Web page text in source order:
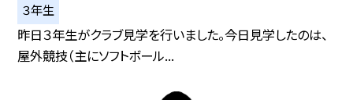
３年生
昨日３年生がクラブ見学を行いました。今日見学したのは、
屋外競技（主にソフトボール...